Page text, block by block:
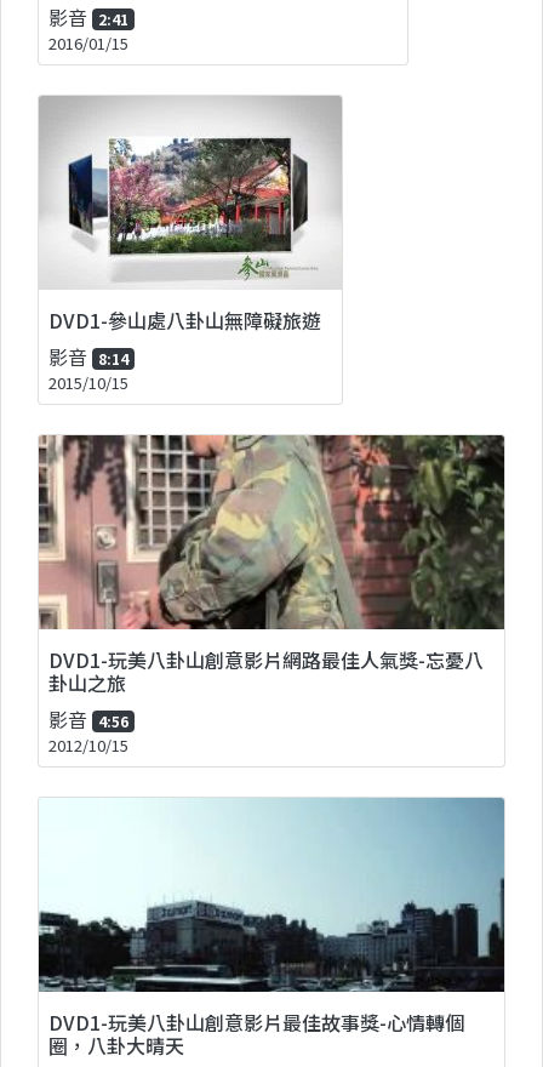
影音 2:41
2016/01/15
DVD1-參山處八卦山無障礙旅遊
影音 8:14
2015/10/15
DVD1-玩美八卦山創意影片網路最佳人氣獎-忘憂八
卦山之旅
影音 4:56
2012/10/15
DVD1-玩美八卦山創意影片最佳故事獎-心情轉個
圈，八卦大晴天